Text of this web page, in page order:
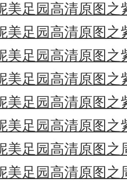
美足园高清原图
美足园高清原图
美足园高清原图
美足园高清原图
美足园高清原图
美足园高清原图
美足园高清原图
美足园高清原图